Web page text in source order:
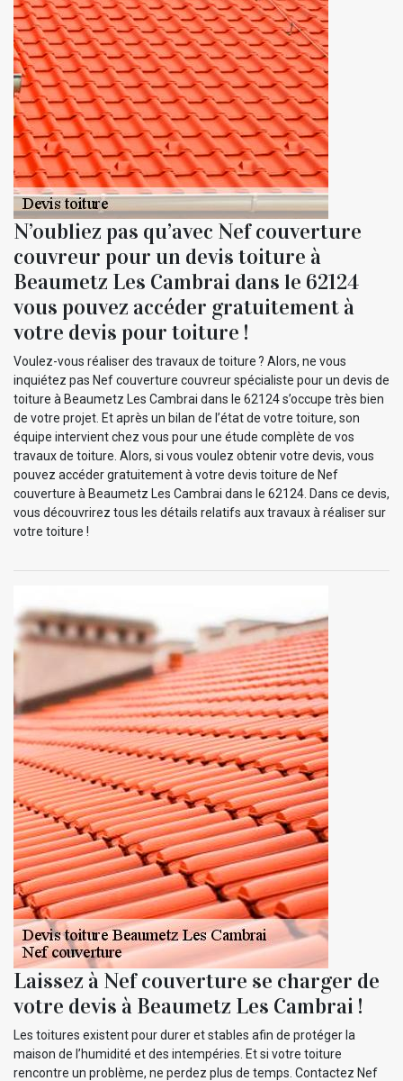
N’oubliez pas qu’avec Nef couverture
couvreur pour un devis toiture à
Beaumetz Les Cambrai dans le 62124
vous pouvez accéder gratuitement à
votre devis pour toiture !
Voulez-vous réaliser des travaux de toiture ? Alors, ne vous
inquiétez pas Nef couverture couvreur spécialiste pour un devis de
toiture à Beaumetz Les Cambrai dans le 62124 s’occupe très bien
de votre projet. Et après un bilan de l’état de votre toiture, son
équipe intervient chez vous pour une étude complète de vos
travaux de toiture. Alors, si vous voulez obtenir votre devis, vous
pouvez accéder gratuitement à votre devis toiture de Nef
couverture à Beaumetz Les Cambrai dans le 62124. Dans ce devis,
vous découvrirez tous les détails relatifs aux travaux à réaliser sur
votre toiture !
Laissez à Nef couverture se charger de
votre devis à Beaumetz Les Cambrai !
Les toitures existent pour durer et stables afin de protéger la
maison de l’humidité et des intempéries. Et si votre toiture
rencontre un problème, ne perdez plus de temps. Contactez Nef